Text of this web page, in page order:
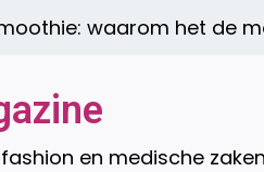
waarom het de
en medische